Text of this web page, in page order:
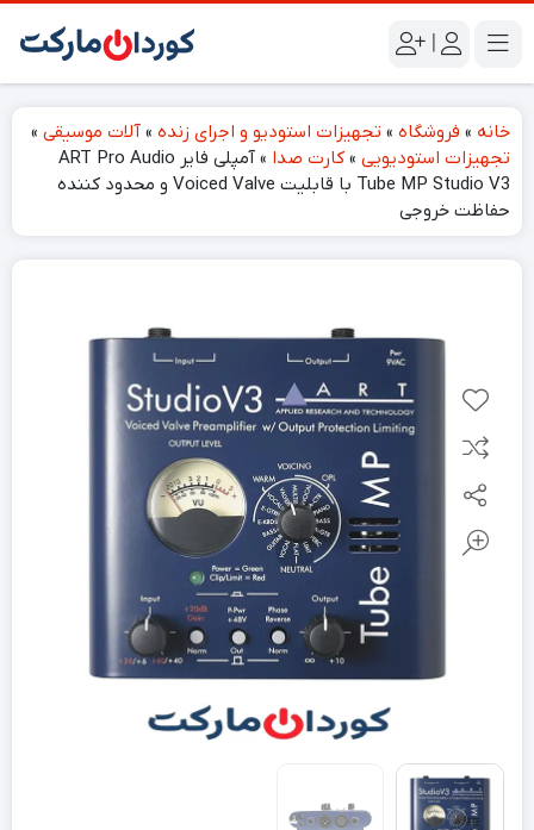
|
خانه » فروشگاه » تجهیزات استودیو و اجرای زنده » آلات موسیقی »
تجهیزات استودیویی » کارت صدا »
آمپلی فایر ART Pro Audio
Tube MP Studio V3 با قابلیت Voiced Valve و محدود کننده
حفاظت خروجی